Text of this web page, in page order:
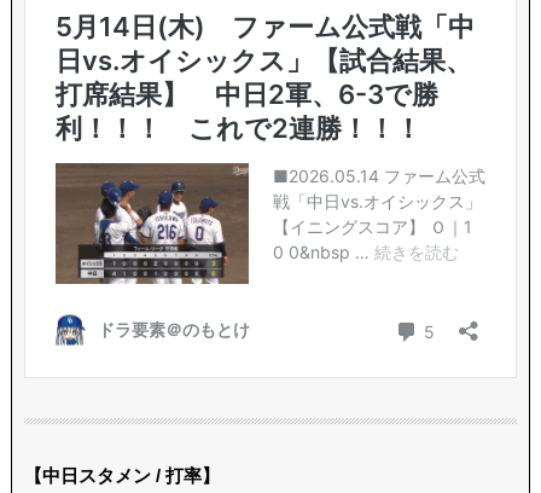
【中日スタメン / 打率】